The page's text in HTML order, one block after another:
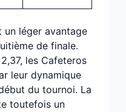
un léger avantage
de finale.
les Cafeteros
leur dynamique
du tournoi. La
toutefois un